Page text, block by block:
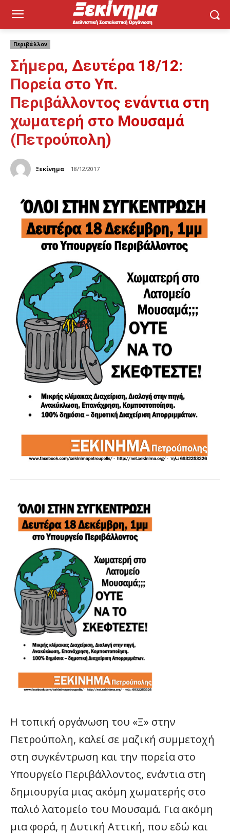
Περιβάλλον
Σήμερα, Δευτέρα 18/12:
Πορεία στο Υπ.
Περιβάλλοντος ενάντια στη
χωματερή στο Μουσαμά
(Πετρούπολη)
Ξεκίνημα 18/12/2017
Η τοπική οργάνωση του «Ξ» στην
Πετρούπολη, καλεί σε μαζική συμμετοχή
στη συγκέντρωση και την πορεία στο
Υπουργείο Περιβάλλοντος, ενάντια στη
δημιουργία μιας ακόμη χωματερής στο
παλιό λατομείο του Μουσαμά. Για ακόμη
μια φορά, η Δυτική Αττική, που εδώ και